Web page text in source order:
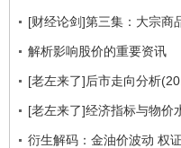
[财经论剑]第三集：大宗商
解析影响股价的重要资讯
[老左来了]后市走向分析
[老左来了]经济指标与物价
衍生解码：金油价波动 权